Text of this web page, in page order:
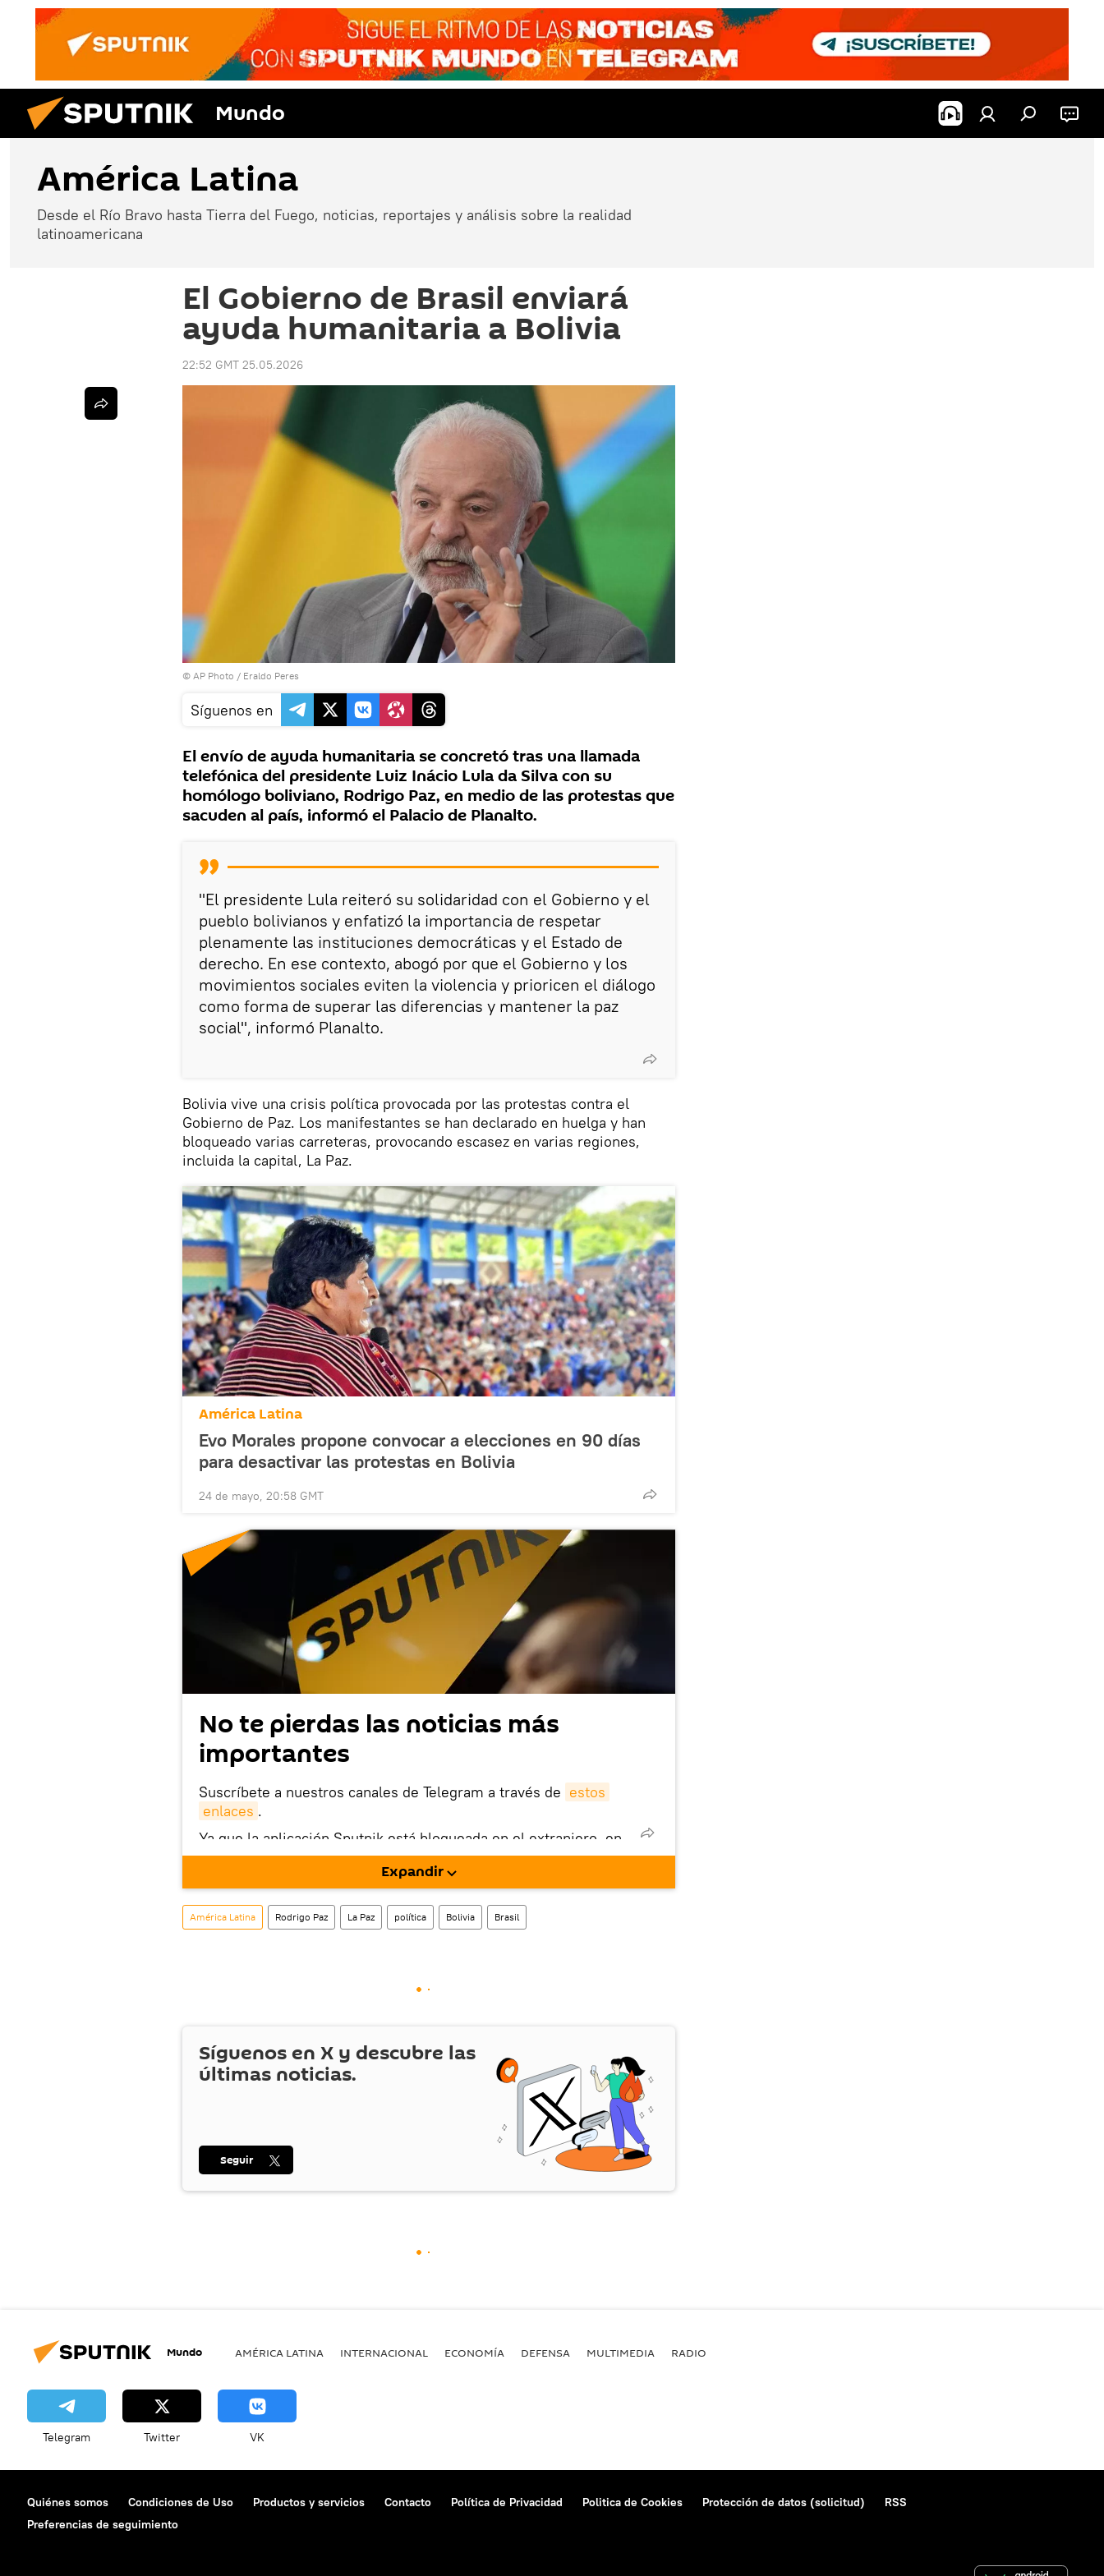
Mundo
América Latina
Desde el Río Bravo hasta Tierra del Fuego, noticias, reportajes y análisis sobre la realidad
latinoamericana
El Gobierno de Brasil enviará
ayuda humanitaria a Bolivia
22:52 GMT 25.05.2026
© AP Photo / Eraldo Peres
Síguenos en
El envío de ayuda humanitaria se concretó tras una llamada
telefónica del presidente Luiz Inácio Lula da Silva con su
homólogo boliviano, Rodrigo Paz, en medio de las protestas que
sacuden al país, informó el Palacio de Planalto.
"El presidente Lula reiteró su solidaridad con el Gobierno y el
pueblo bolivianos y enfatizó la importancia de respetar
plenamente las instituciones democráticas y el Estado de
derecho. En ese contexto, abogó por que el Gobierno y los
movimientos sociales eviten la violencia y prioricen el diálogo
como forma de superar las diferencias y mantener la paz
social", informó Planalto.
Bolivia vive una crisis política provocada por las protestas contra el
Gobierno de Paz. Los manifestantes se han declarado en huelga y han
bloqueado varias carreteras, provocando escasez en varias regiones,
incluida la capital, La Paz.
América Latina
Evo Morales propone convocar a elecciones en 90 días
para desactivar las protestas en Bolivia
24 de mayo, 20:58 GMT
No te pierdas las noticias más
importantes
Suscríbete a nuestros canales de Telegram a través de estos
enlaces .
Ya que la aplicación Sputnik está bloqueada en el extranjero, en
este enlace puedes descargarla e instalarla en tu dispositivo
También tenemos una cuenta en la red social rusa VK
Expandir
América Latina Rodrigo Paz La Paz política Bolivia Brasil
Síguenos en X y descubre las
últimas noticias.
Seguir
Mundo AMÉRICA LATINA INTERNACIONAL ECONOMÍA DEFENSA MULTIMEDIA RADIO
Telegram Twitter VK
Quiénes somos Condiciones de Uso Productos y servicios Contacto Política de Privacidad Politica de Cookies Protección de datos (solicitud)
RSS
Preferencias de seguimiento